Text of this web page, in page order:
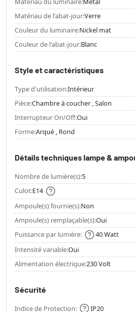
Matériau de l'abat-jour:Verre
Couleur du luminaire:Nickel mat
Couleur de l'abat-jour:Blanc
Style et caractéristiques
Type d'utilisation:Intérieur
Pièce:Chambre à coucher , Salon
Interrupteur On/Off:Oui
Forme:Arqué , Rond
Détails techniques lampe &
Nombre de lumière(s):5
Culot:E14
Ampoule(s) fournie(s):Non
Ampoule(s) remplaçable(s):Oui
Puissance par lumière:
40 Watt
Intensité variable:Oui
Alimentation électrique:230 Volt
Sécurité
Indice de Protection:
IP20